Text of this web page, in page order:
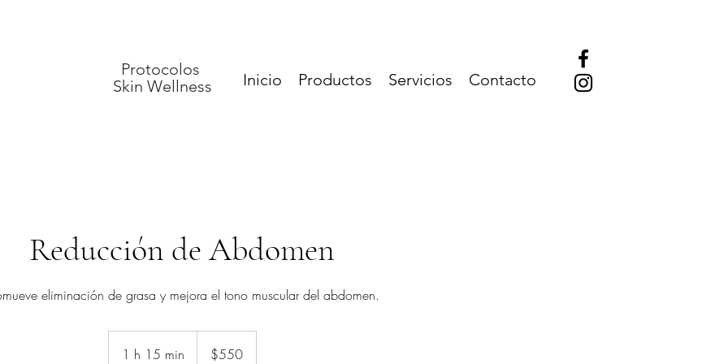
Protocolos
Skin Wellness
Inicio Productos Servicios Contacto
Reducción de Abdomen
eliminación de grasa y mejora el tono muscular del abdomen.
1 h 15 min
mexicanos
$550